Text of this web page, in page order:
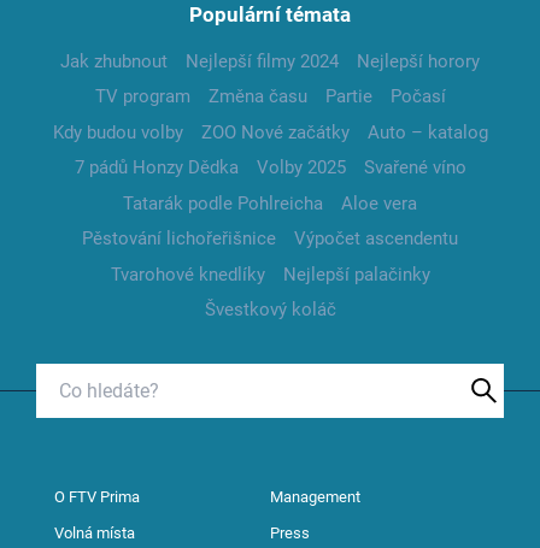
Populární témata
Jak zhubnout Nejlepší filmy 2024
Nejlepší horory
TV program
Změna času Partie
Počasí
Kdy budou volby
ZOO Nové začátky
Auto – katalog
7 pádů Honzy Dědka
Volby 2025
Svařené víno
Tatarák podle Pohlreicha
Aloe vera
Pěstování lichořeřišnice
Výpočet ascendentu
Tvarohové knedlíky
Nejlepší palačinky
Švestkový koláč
O FTV Prima Management
Volná místa Press